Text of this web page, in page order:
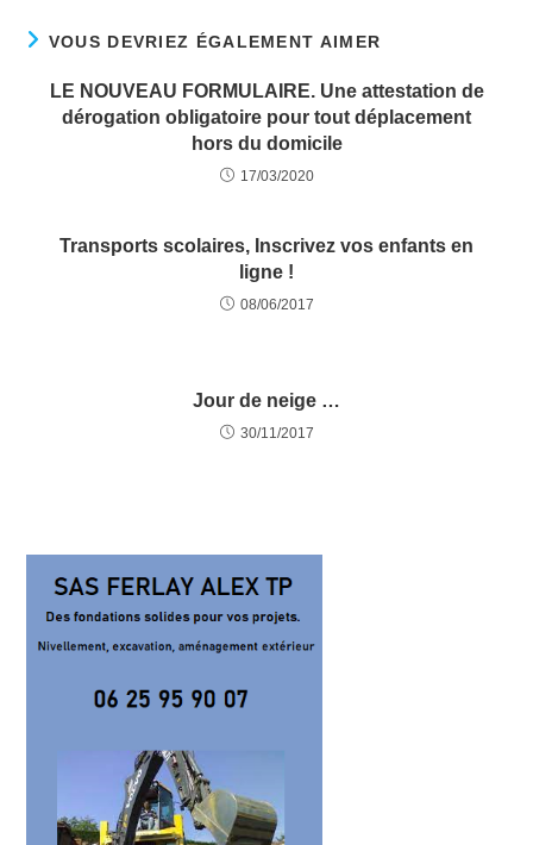
VOUS DEVRIEZ ÉGALEMENT AIMER
LE NOUVEAU FORMULAIRE. Une attestation de
dérogation obligatoire pour tout déplacement
hors du domicile
17/03/2020
Transports scolaires, Inscrivez vos enfants en
ligne !
08/06/2017
Jour de neige …
30/11/2017